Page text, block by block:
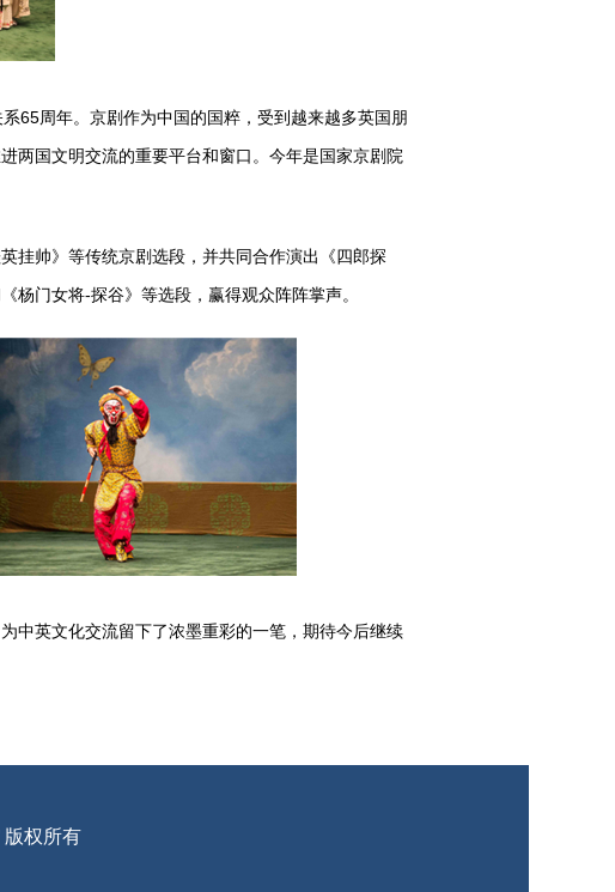
周年。京剧作为中国的国粹，受到越来越多英国朋
两国文明交流的重要平台和窗口。今年是国家京剧院
帅》等传统京剧选段，并共同合作演出《四郎探
杨门女将-探谷》等选段，赢得观众阵阵掌声。
英文化交流留下了浓墨重彩的一笔，期待今后继续
版权所有